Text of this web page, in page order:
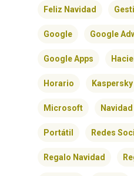
Feliz Navidad
Google Google
Google Apps
Horario Kaspersky
Microsoft Navidad
Portátil Redes
Regalo Navidad